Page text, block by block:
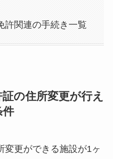
許関連の手続き一覧
の住所変更が行え
件
変更ができる施設が1ヶ